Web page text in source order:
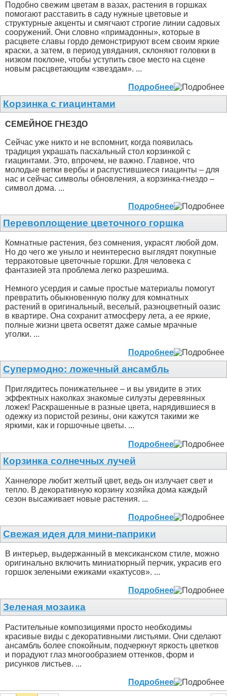
Подобно свежим цветам в вазах, растения в горшках
помогают расставить в саду нужные цветовые и
структурные акценты и смягчают строгие линии садовых
сооружений. Они словно «примадонны», которые в
расцвете славы гордо демонстрируют всем своим яркие
краски, а затем, в период увядания, склоняют головки в
низком поклоне, чтобы уступить свое место на сцене
новым расцветающим «звездам». ...
Подробнее
Корзинка с гиацинтами
СЕМЕЙНОЕ ГНЕЗДО
Сейчас уже никто и не вспомнит, когда появилась
традиция украшать пасхальный стол корзинкой с
гиацинтами. Это, впрочем, не важно. Главное, что
молодые ветки вербы и распустившиеся гиацинты – для
нас и сейчас символы обновления, а корзинка-гнездо –
символ дома. ...
Подробнее
Перевоплощение цветочного горшка
Комнатные растения, без сомнения, украсят любой дом.
Но до чего же уныло и неинтересно выглядят покупные
терракотовые цветочные горшки. Для человека с
фантазией эта проблема легко разрешима.
Немного усердия и самые простые материалы помогут
превратить обыкновенную полку для комнатных
растений в оригинальный, веселый, разноцветный оазис
в квартире. Она сохранит атмосферу лета, а ее яркие,
полные жизни цвета осветят даже самые мрачные
уголки. ...
Подробнее
Супермодно: ложечный ансамбль
Приглядитесь понижательнее – и вы увидите в этих
эффектных наколках знакомые силуэты деревянных
ложек! Раскрашенные в разные цвета, нарядившиеся в
одежку из пористой резины, они кажутся такими же
яркими, как и горшочные цветы. ...
Подробнее
Корзинка солнечных лучей
Ханнелоре любит желтый цвет, ведь он излучает свет и
тепло. В декоративную корзину хозяйка дома каждый
сезон высаживает новые растения. ...
Подробнее
Свежая идея для мини-паприки
В интерьер, выдержанный в мексиканском стиле, можно
оригинально включить миниатюрный перчик, украсив его
горшок зелеными ежиками «кактусов». ...
Подробнее
Зеленая мозаика
Растительные композициями просто необходимы
красивые виды с декоративными листьями. Они сделают
ансамбль более спокойным, подчеркнут яркость цветков
и порадуют глаз многообразием оттенков, форм и
рисунков листьев. ...
Подробнее